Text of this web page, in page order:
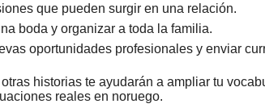
que pueden surgir en una relación.
boda y organizar a toda la familia.
oportunidades profesionales y enviar
historias te ayudarán a ampliar tu
reales en noruego.